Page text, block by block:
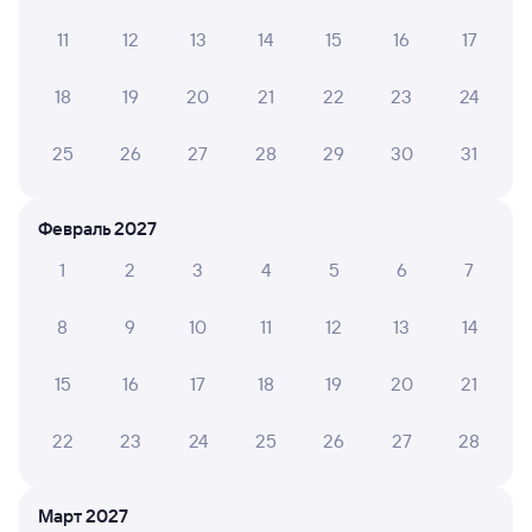
людей которые занимают нижние места. Рассказать
Читать полностью
Очень душно в вагоне было
10 РУФИЯ Г.
Все прошло хорошо. Без задержек и опозданий.
11 12 13 14 15 16 17
18 19 20 21 22 23 24
25 26 27 28 29 30 31
Февраль 2027
1
2 3 4 5 6 7
8 9 10 11 12 13 14
15 16 17 18 19 20 21
22 23 24 25 26 27 28
Март 2027